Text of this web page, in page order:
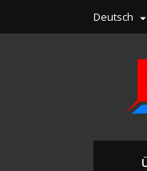
Deutsch 